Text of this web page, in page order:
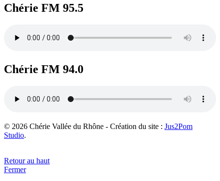
Chérie FM 95.5
Chérie FM 94.0
© 2026 Chérie Vallée du Rhône - Création du site : Jus2Pom
Studio.
Retour au haut
Fermer